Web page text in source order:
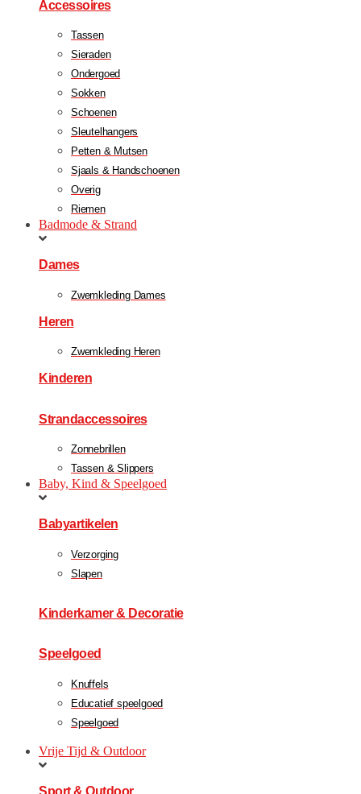
Accessoires
Tassen
Sieraden
Ondergoed
Sokken
Schoenen
Sleutelhangers
Petten & Mutsen
Sjaals & Handschoenen
Overig
Riemen
Badmode & Strand
Dames
Zwemkleding Dames
Heren
Zwemkleding Heren
Kinderen
Strandaccessoires
Zonnebrillen
Tassen & Slippers
Baby, Kind & Speelgoed
Babyartikelen
Verzorging
Slapen
Kinderkamer & Decoratie
Speelgoed
Knuffels
Educatief speelgoed
Speelgoed
Vrije Tijd & Outdoor
Sport & Outdoor